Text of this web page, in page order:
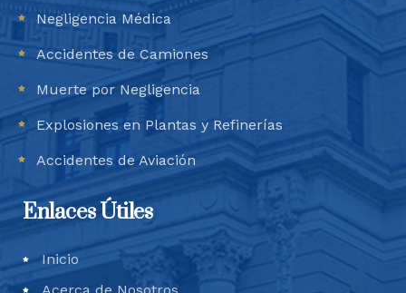
Negligencia Médica
Accidentes de Camiones
Muerte por Negligencia
Explosiones en Plantas y Refinerías
Accidentes de Aviación
Enlaces Útiles
Inicio